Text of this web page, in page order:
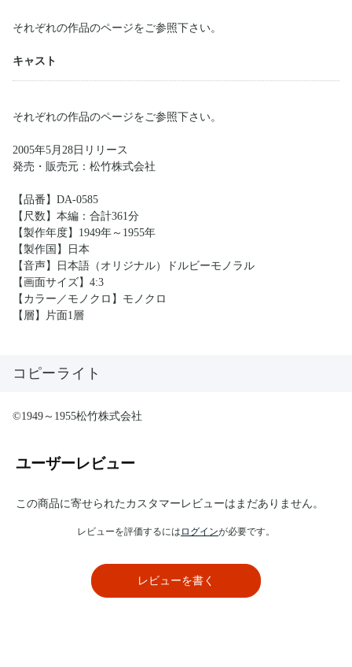
それぞれの作品のページをご参照下さい。
キャスト
それぞれの作品のページをご参照下さい。
2005年5月28日リリース
発売・販売元：松竹株式会社
【品番】DA-0585
【尺数】本編：合計361分
【製作年度】1949年～1955年
【製作国】日本
【音声】日本語（オリジナル）ドルビーモノラル
【画面サイズ】4:3
【カラー／モノクロ】モノクロ
【層】片面1層
コピーライト
©1949～1955松竹株式会社
ユーザーレビュー
この商品に寄せられたカスタマーレビューはまだありません。
レビューを評価するには ログインが必要です。
レビューを書く